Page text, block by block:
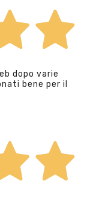
dopo varie
bene per il